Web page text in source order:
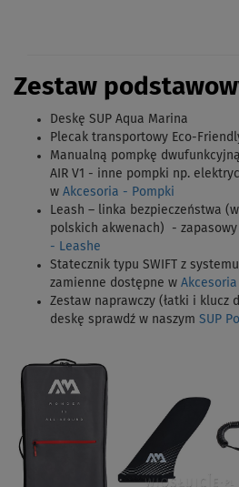
Zestaw
Deskę SUP Aqua Marina
Plecak transportowy Eco-
Manualną pompkę
AIR V1 - inne pompki np.
w Akcesoria - Pompki
Leash – linka bezpieczeństwa
polskich akwenach) - zapasowy
- Leashe
Statecznik typu SWIFT z
zamienne dostępne w
Zestaw naprawczy (łatki i klucz
deskę sprawdź w naszym SUP